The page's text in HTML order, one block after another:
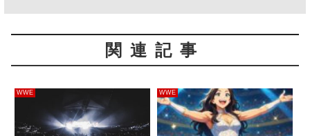
関連記事
WWE WWE